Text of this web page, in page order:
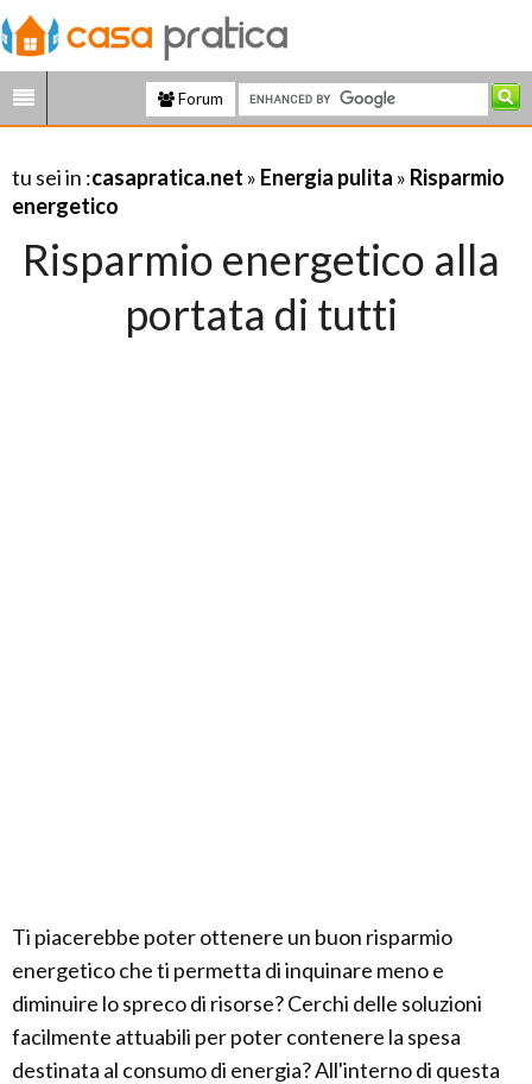
Forum
tu sei in :casapratica.net » Energia pulita » Risparmio
energetico
Risparmio energetico alla
portata di tutti
Ti piacerebbe poter ottenere un buon risparmio
energetico che ti permetta di inquinare meno e
diminuire lo spreco di risorse? Cerchi delle soluzioni
facilmente attuabili per poter contenere la spesa
destinata al consumo di energia? All'interno di questa